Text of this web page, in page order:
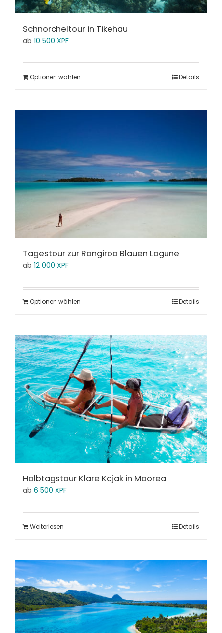
Schnorcheltour in Tikehau
ab 10 500 XPF
Optionen wählen Details
Tagestour zur Rangiroa Blauen Lagune
ab 12 000 XPF
Optionen wählen Details
Halbtagstour Klare Kajak in Moorea
ab 6 500 XPF
Weiterlesen Details